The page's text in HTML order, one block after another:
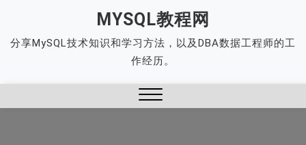
content
MYSQL教程网
分享MySQL技术知识和学习方法，以及DBA数据工程师的工
作经历。